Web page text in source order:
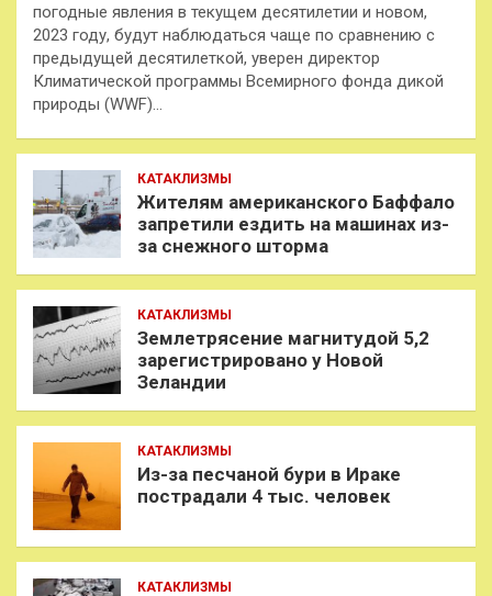
погодные явления в текущем десятилетии и новом,
2023 году, будут наблюдаться чаще по сравнению с
предыдущей десятилеткой, уверен директор
Климатической программы Всемирного фонда дикой
природы (WWF)…
КАТАКЛИЗМЫ
Жителям американского Баффало
запретили ездить на машинах из-
за снежного шторма
КАТАКЛИЗМЫ
Землетрясение магнитудой 5,2
зарегистрировано у Новой
Зеландии
КАТАКЛИЗМЫ
Из-за песчаной бури в Ираке
пострадали 4 тыс. человек
КАТАКЛИЗМЫ